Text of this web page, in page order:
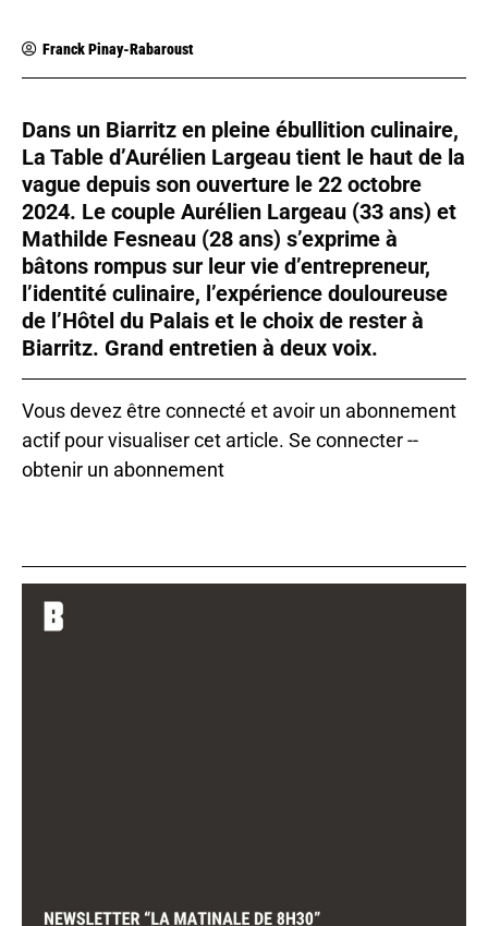
Franck Pinay-Rabaroust
Dans un Biarritz en pleine ébullition culinaire,
La Table d’Aurélien Largeau tient le haut de la
vague depuis son ouverture le 22 octobre
2024. Le couple Aurélien Largeau (33 ans) et
Mathilde Fesneau (28 ans) s’exprime à
bâtons rompus sur leur vie d’entrepreneur,
l’identité culinaire, l’expérience douloureuse
de l’Hôtel du Palais et le choix de rester à
Biarritz. Grand entretien à deux voix.
Vous devez être connecté et avoir un abonnement
actif pour visualiser cet article. Se connecter--
obtenir un abonnement